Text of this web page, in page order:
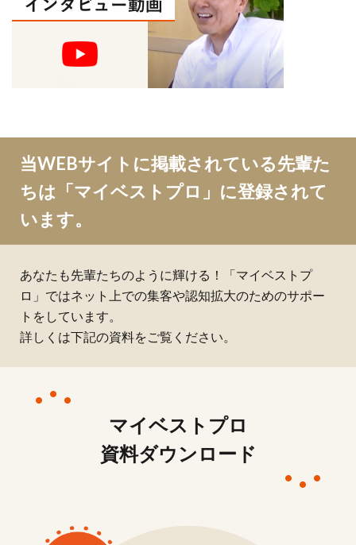
当WEBサイトに掲載されている先輩た
ちは「マイベストプロ」に登録されて
います。
あなたも先輩たちのように輝ける！「マイベストプ
ロ」ではネット上での集客や認知拡大のためのサポー
トをしています。
詳しくは下記の資料をご覧ください。
マイベストプロ
資料ダウンロード